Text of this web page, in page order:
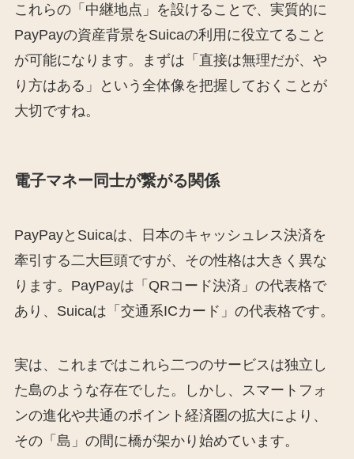
これらの「中継地点」を設けることで、実質的に
PayPayの資産背景をSuicaの利用に役立てること
が可能になります。まずは「直接は無理だが、や
り方はある」という全体像を把握しておくことが
大切ですね。
電子マネー同士が繋がる関係
PayPayとSuicaは、日本のキャッシュレス決済を
牽引する二大巨頭ですが、その性格は大きく異な
ります。PayPayは「QRコード決済」の代表格で
あり、Suicaは「交通系ICカード」の代表格です。
実は、これまではこれら二つのサービスは独立し
た島のような存在でした。しかし、スマートフォ
ンの進化や共通のポイント経済圏の拡大により、
その「島」の間に橋が架かり始めています。